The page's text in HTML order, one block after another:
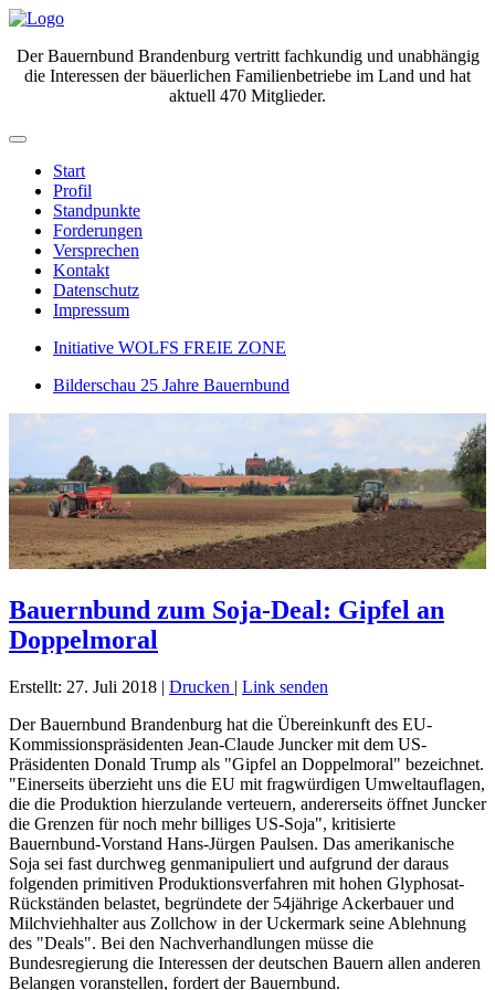
Der Bauernbund Brandenburg vertritt fachkundig und unabhängig
die Interessen der bäuerlichen Familienbetriebe im Land und hat
aktuell 470 Mitglieder.
Start
Profil
Standpunkte
Forderungen
Versprechen
Kontakt
Datenschutz
Impressum
Initiative WOLFS FREIE ZONE
Bilderschau 25 Jahre Bauernbund
Bauernbund zum Soja-Deal: Gipfel an
Doppelmoral
Erstellt: 27. Juli 2018 | Drucken | Link senden
Der Bauernbund Brandenburg hat die Übereinkunft des EU-
Kommissionspräsidenten Jean-Claude Juncker mit dem US-
Präsidenten Donald Trump als "Gipfel an Doppelmoral" bezeichnet.
"Einerseits überzieht uns die EU mit fragwürdigen Umweltauflagen,
die die Produktion hierzulande verteuern, andererseits öffnet Juncker
die Grenzen für noch mehr billiges US-Soja", kritisierte
Bauernbund-Vorstand Hans-Jürgen Paulsen. Das amerikanische
Soja sei fast durchweg genmanipuliert und aufgrund der daraus
folgenden primitiven Produktionsverfahren mit hohen Glyphosat-
Rückständen belastet, begründete der 54jährige Ackerbauer und
Milchviehhalter aus Zollchow in der Uckermark seine Ablehnung
des "Deals". Bei den Nachverhandlungen müsse die
Bundesregierung die Interessen der deutschen Bauern allen anderen
Belangen voranstellen, fordert der Bauernbund.